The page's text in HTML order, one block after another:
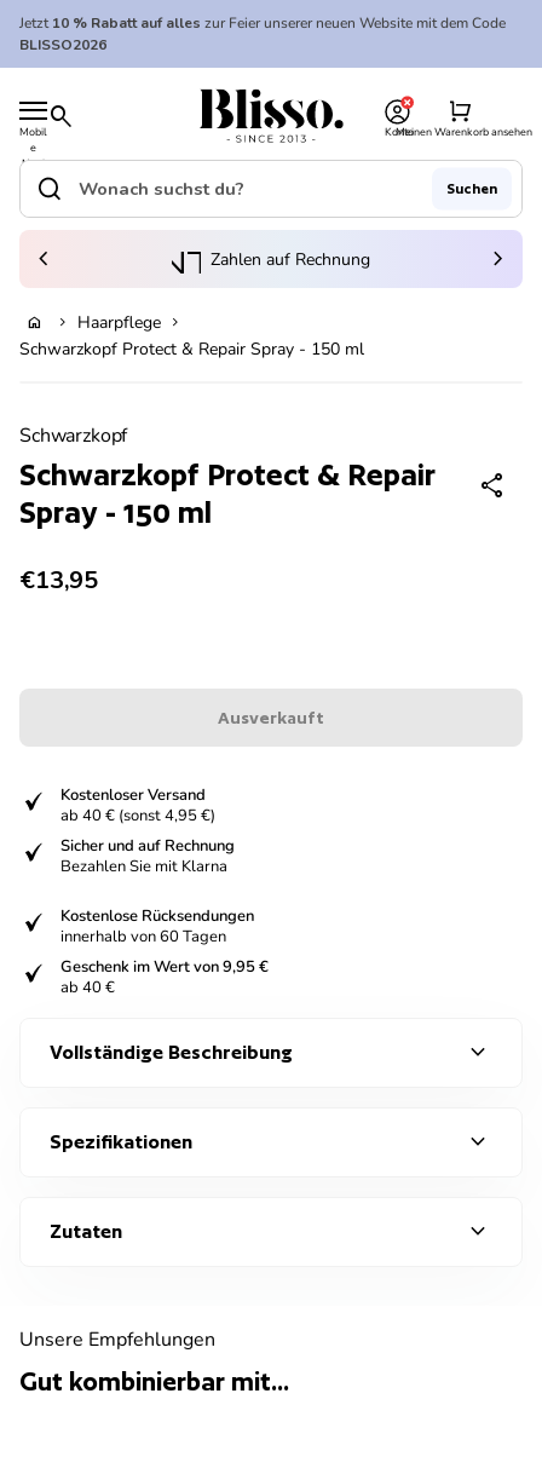
Zum Inhalt springen
Jetzt10 % Rabatt auf alles zur Feier unserer neuen Website mit dem Code
BLISSO2026
Mobil
e
Navi
gatio
search
Startseite
Konto
Meinen Warenkorb ansehen
shopping_cart
Startseite
Suche"
search Suchen
(Link öffnet in neuem Tab/Fenster)
Zahlen auf Rechnung
chevron_left chevron_right
home chevron_right Haarpflege chevron_right
Schwarzkopf Protect & Repair Spray - 150 ml
Schwarzkopf
Schwarzkopf Protect & Repair
Spray - 150 ml
share
Regulärer Preis
€13,95
Ausverkauft
Kostenloser Versand
ab 40 € (sonst 4,95 €)
Sicher und auf Rechnung
Bezahlen Sie mit Klarna
Kostenlose Rücksendungen
innerhalb von 60 Tagen
Geschenk im Wert von 9,95 €
ab 40 €
Vollständige Beschreibung expand_more
Spezifikationen expand_more
Zutaten expand_more
Unsere Empfehlungen
Gut kombinierbar mit...